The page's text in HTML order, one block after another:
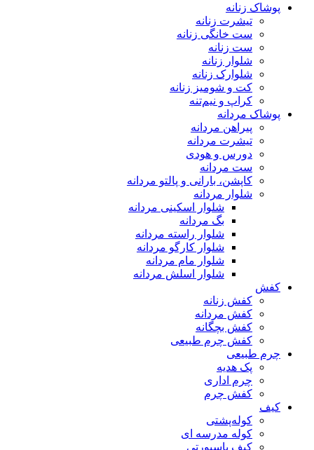
پوشاک زنانه
تیشرت زنانه
ست خانگی زنانه
ست زنانه
شلوار زنانه
شلوارک زنانه
کت و شومیز زنانه
کراپ و نیم‌تنه
پوشاک مردانه
پیراهن مردانه
تیشرت مردانه
دورس و هودی
ست مردانه
کاپشن، بارانی و پالتو مردانه
شلوار مردانه
شلوار اسکینی مردانه
بگ مردانه
شلوار راسته مردانه
شلوار کارگو مردانه
شلوار مام مردانه
شلوار اسلش مردانه
کفش
کفش زنانه
کفش مردانه
کفش بچگانه
کفش چرم طبیعی
چرم طبیعی
پک هدیه
چرم اداری
کفش چرم
کیف
کوله‌پشتی
کوله مدرسه ای
کیف پاسپورتی